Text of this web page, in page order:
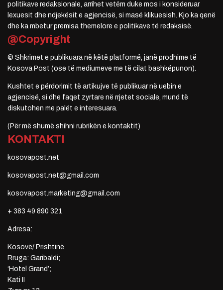
politikave redaksionale, arrihet vetëm duke mos i konsideruar
lexuesit dhe ndjekësit e agjencisë, si masë klikuesish. Kjo ka qenë
dhe ka mbetur premisa themelore e politikave të redaksisë.
@Copyright
© Shkrimet e publikuara në këtë platformë, janë prodhime të
Kosova Post (ose të mediumeve me të cilat bashkëpunon).
Kushtet e përdorimit të artikujve të publikuar në uebin e
agjencisë, si dhe faqet zyrtare në rrjetet sociale, mund të
diskutohen me palët e interesuara.
(Për më shumë shihni rubrikën e kontaktit)
KONTAKTI
kosovapost.net
kosovapost.net@gmail.com
kosovapost.marketing@gmail.com
+ 383 49 890 321
Adresa:
Kosovë/ Prishtinë
Rruga: Garibaldi;
‘Hotel Grand’;
Kati II